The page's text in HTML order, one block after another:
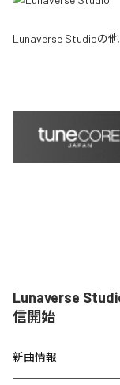
Lunaverse Studioの
Lunaverse
信開始
新曲情報